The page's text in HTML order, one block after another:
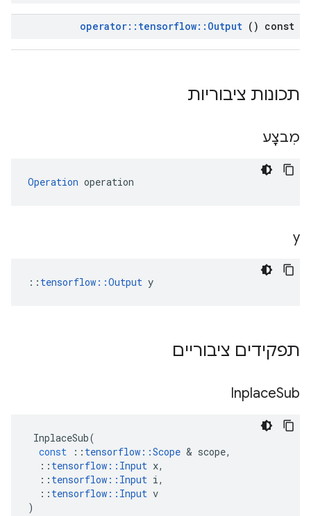
operator:: tensorflow:: Output () const
תכונות ציבוריות
מִבצָע
Operation operation
y
:: tensorflow::Output y
תפקידים ציבוריים
InplaceSub
InplaceSub(
const
:: tensorflow ::Scope & scope,
:: tensorflow :: Input x,
:: tensorflow :: Input i,
:: tensorflow :: Input v
)